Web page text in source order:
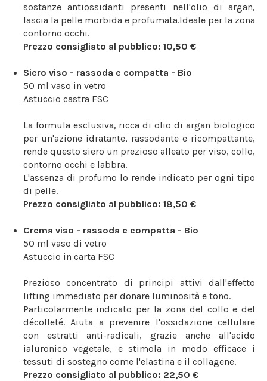
sostanze antiossidanti presenti nell'olio di argan,
lascia la pelle morbida e profumata.Ideale per la zona
contorno occhi.
Prezzo consigliato al pubblico: 10,50 €
Siero viso - rassoda e compatta - Bio
50 ml vaso in vetro
Astuccio castra FSC
La formula esclusiva, ricca di olio di argan biologico
per un'azione idratante, rassodante e ricompattante,
rende questo siero un prezioso alleato per viso, collo,
contorno occhi e labbra.
L'assenza di profumo lo rende indicato per ogni tipo
di pelle.
Prezzo consigliato al pubblico: 18,50 €
Crema viso - rassoda e compatta - Bio
50 ml vaso di vetro
Astuccio in carta FSC
Prezioso concentrato di principi attivi dall'effetto
lifting immediato per donare luminosità e tono.
Particolarmente indicato per la zona del collo e del
décolleté. Aiuta a prevenire l'ossidazione cellulare
con estratti anti-radicali, grazie anche all'acido
ialuronico vegetale, e stimola in modo efficace i
tessuti di sostegno come l'elastina e il collagene.
Prezzo consigliato al pubblico: 22,50 €